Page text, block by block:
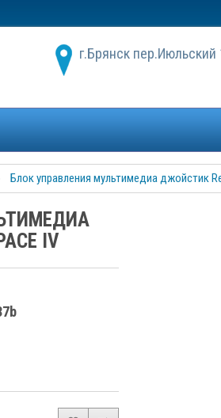
г.Брянск пер.Июльский
Блок управления мультимедиа джойстик
IV